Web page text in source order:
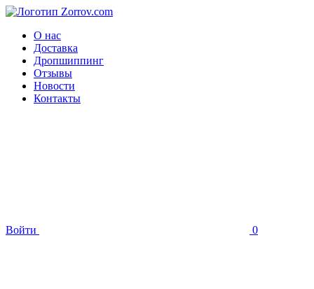
О нас
Доставка
Дропшиппинг
Отзывы
Новости
Контакты
Войти 0